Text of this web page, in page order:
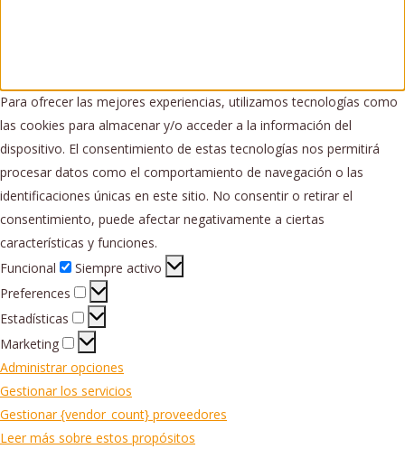
Para ofrecer las mejores experiencias, utilizamos tecnologías como
las cookies para almacenar y/o acceder a la información del
dispositivo. El consentimiento de estas tecnologías nos permitirá
procesar datos como el comportamiento de navegación o las
identificaciones únicas en este sitio. No consentir o retirar el
consentimiento, puede afectar negativamente a ciertas
características y funciones.
Funcional
Funcional
Siempre activo
Preferences
Preferences
Estadísticas
Estadísticas
Marketing
Marketing
Administrar opciones
Gestionar los servicios
Gestionar {vendor_count} proveedores
Leer más sobre estos propósitos